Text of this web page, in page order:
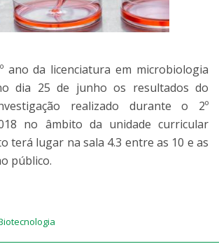
ano da licenciatura em microbiologia
dia 25 de junho os resultados do
realizado durante o 2º
no âmbito da unidade curricular
terá lugar na sala 4.3 entre as 10 e as
público.